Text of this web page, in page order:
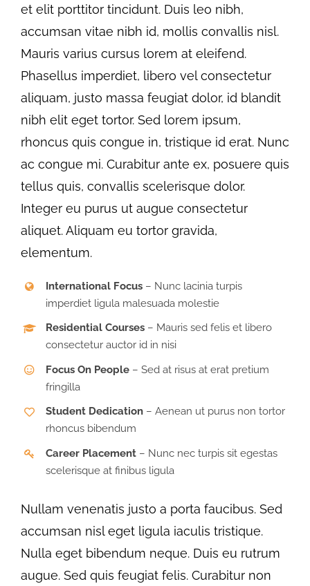
et elit porttitor tincidunt. Duis leo nibh,
accumsan vitae nibh id, mollis convallis nisl.
Mauris varius cursus lorem at eleifend.
Phasellus imperdiet, libero vel consectetur
aliquam, justo massa feugiat dolor, id blandit
nibh elit eget tortor. Sed lorem ipsum,
rhoncus quis congue in, tristique id erat. Nunc
ac congue mi. Curabitur ante ex, posuere quis
tellus quis, convallis scelerisque dolor.
Integer eu purus ut augue consectetur
aliquet. Aliquam eu tortor gravida,
elementum.
International Focus – Nunc lacinia turpis
imperdiet ligula malesuada molestie
Residential Courses – Mauris sed felis et libero
consectetur auctor id in nisi
Focus On People – Sed at risus at erat pretium
fringilla
Student Dedication – Aenean ut purus non tortor
rhoncus bibendum
Career Placement – Nunc nec turpis sit egestas
scelerisque at finibus ligula
Nullam venenatis justo a porta faucibus. Sed
accumsan nisl eget ligula iaculis tristique.
Nulla eget bibendum neque. Duis eu rutrum
augue. Sed quis feugiat felis. Curabitur non